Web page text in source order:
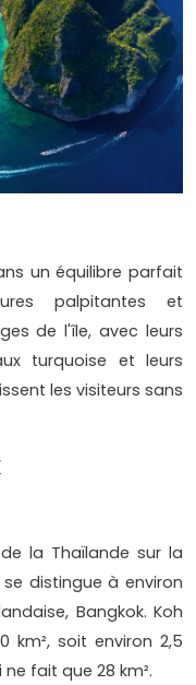
un équilibre parfait
palpitantes et
de l'île, avec leurs
turquoise et leurs
les visiteurs sans
la Thaïlande sur la
distingue à environ
Bangkok. Koh
km², soit environ 2,5
fait que 28 km².